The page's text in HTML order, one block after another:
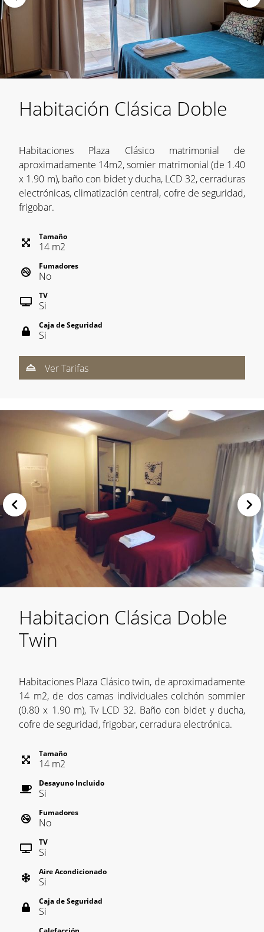
Habitación Clásica Doble
Habitaciones Plaza Clásico matrimonial de
aproximadamente 14m2, somier matrimonial (de 1.40
x 1.90 m), baño con bidet y ducha, LCD 32, cerraduras
electrónicas, climatización central, cofre de seguridad,
frigobar.
Tamaño
14 m2
Fumadores
No
TV
Si
Caja de Seguridad
Si
Ver Tarifas
Habitacion Clásica Doble
Twin
Habitaciones Plaza Clásico twin, de aproximadamente
14 m2, de dos camas individuales colchón sommier
(0.80 x 1.90 m), Tv LCD 32. Baño con bidet y ducha,
cofre de seguridad, frigobar, cerradura electrónica.
Tamaño
14 m2
Desayuno Incluido
Si
Fumadores
No
TV
Si
Aire Acondicionado
Si
Caja de Seguridad
Si